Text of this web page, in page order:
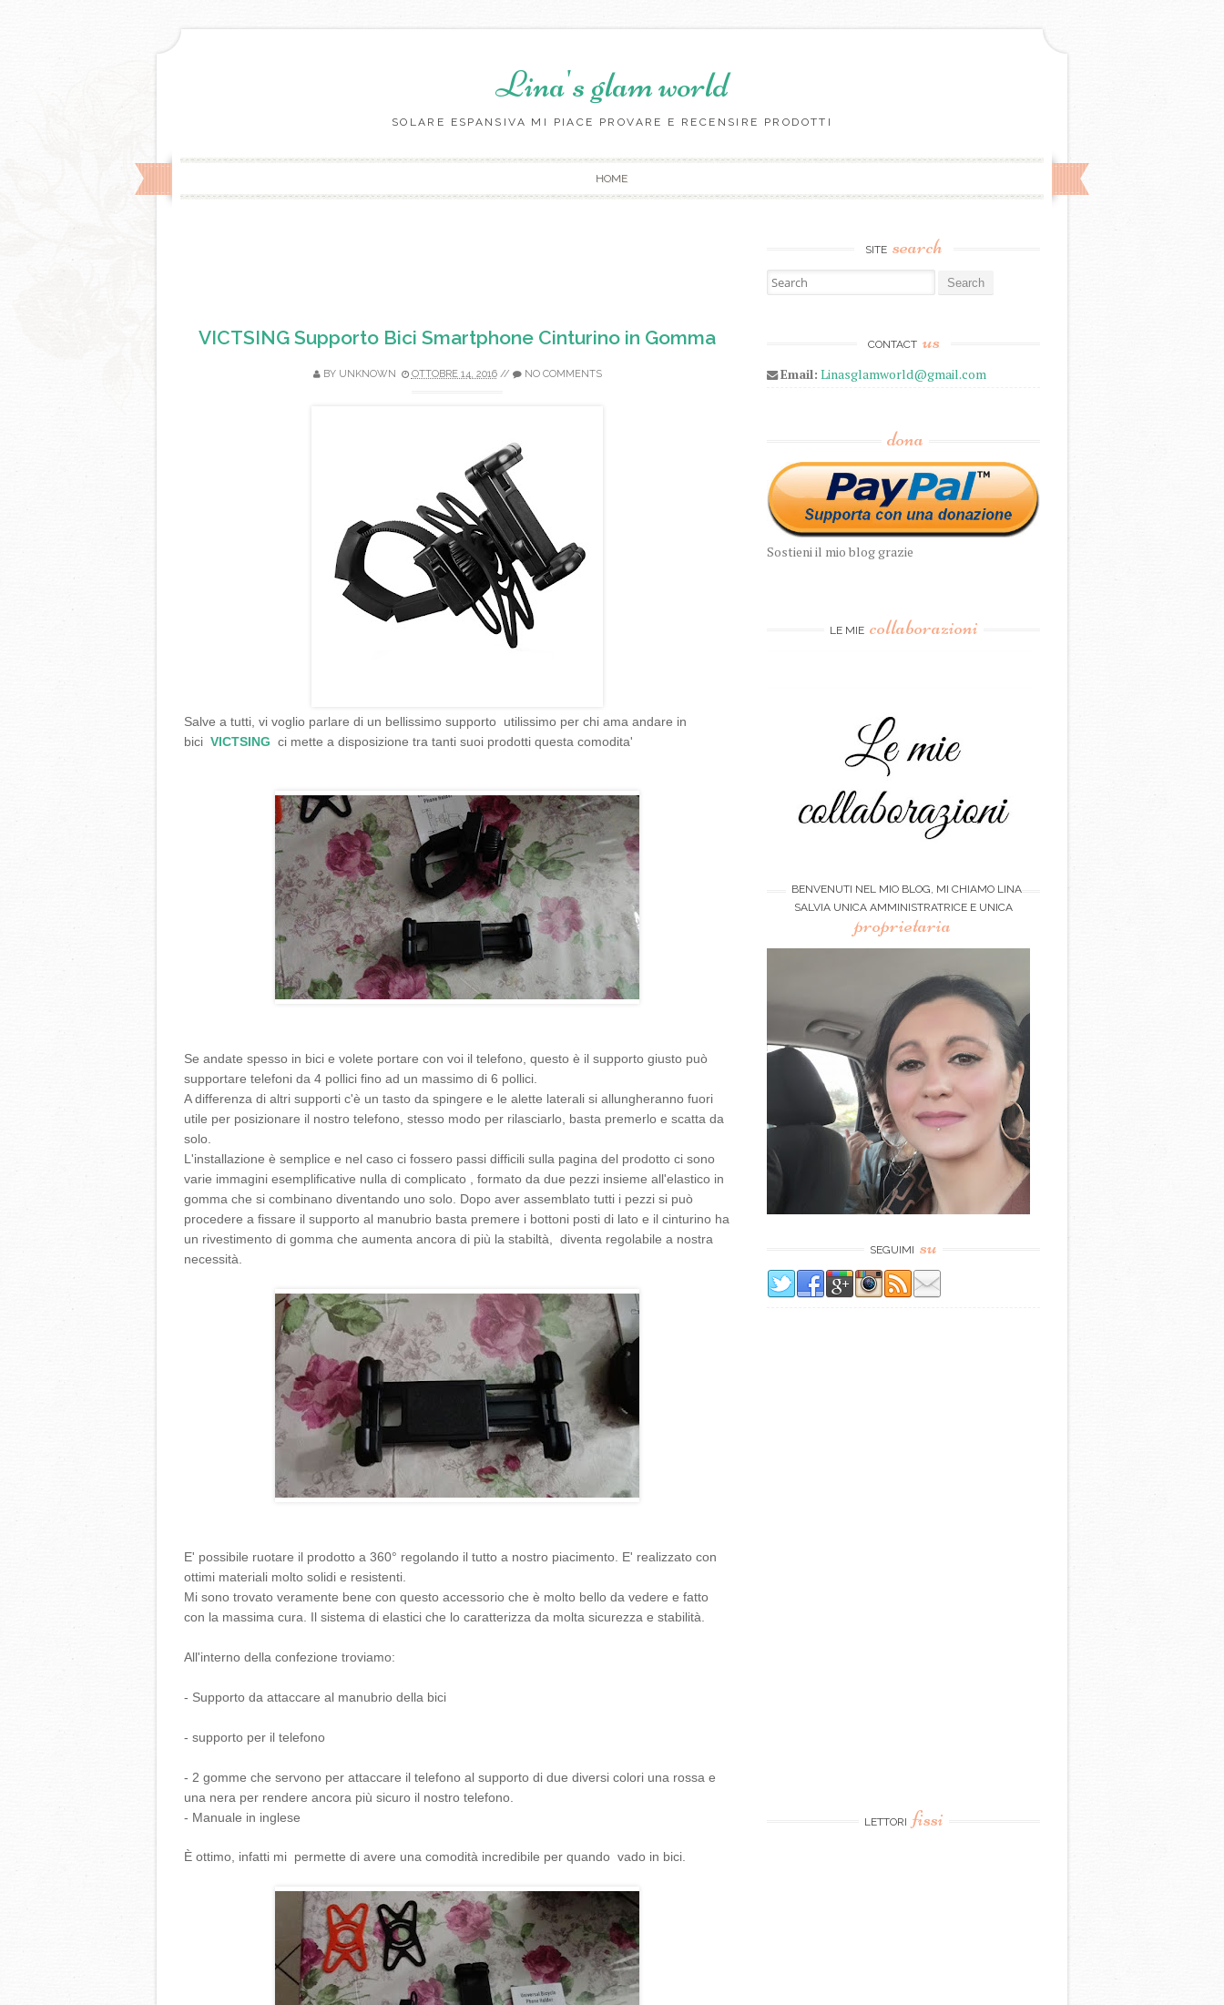
Lina's glam world
SOLARE ESPANSIVA MI PIACE PROVARE E RECENSIRE PRODOTTI
HOME
VICTSING Supporto Bici Smartphone Cinturino in Gomma
BY UNKNOWN OTTOBRE 14, 2016// NO COMMENTS
Salve a tutti, vi voglio parlare di un bellissimo supporto utilissimo per chi ama andare in
bici VICTSING ci mette a disposizione tra tanti suoi prodotti questa comodita'
Se andate spesso in bici e volete portare con voi il telefono, questo è il supporto giusto può
supportare telefoni da 4 pollici fino ad un massimo di 6 pollici.
A differenza di altri supporti c'è un tasto da spingere e le alette laterali si allungheranno fuori
utile per posizionare il nostro telefono, stesso modo per rilasciarlo, basta premerlo e scatta da
solo.
L'installazione è semplice e nel caso ci fossero passi difficili sulla pagina del prodotto ci sono
varie immagini esemplificative nulla di complicato , formato da due pezzi insieme all'elastico in
gomma che si combinano diventando uno solo. Dopo aver assemblato tutti i pezzi si può
procedere a fissare il supporto al manubrio basta premere i bottoni posti di lato e il cinturino ha
un rivestimento di gomma che aumenta ancora di più la stabiltà, diventa regolabile a nostra
necessità.
E' possibile ruotare il prodotto a 360° regolando il tutto a nostro piacimento. E' realizzato con
ottimi materiali molto solidi e resistenti.
Mi sono trovato veramente bene con questo accessorio che è molto bello da vedere e fatto
con la massima cura. Il sistema di elastici che lo caratterizza da molta sicurezza e stabilità.
All'interno della confezione troviamo:
- Supporto da attaccare al manubrio della bici
- supporto per il telefono
- 2 gomme che servono per attaccare il telefono al supporto di due diversi colori una rossa e
una nera per rendere ancora più sicuro il nostro telefono.
- Manuale in inglese
È ottimo, infatti mi permette di avere una comodità incredibile per quando vado in bici.
SITE search
Search for:
CONTACT us
Email: Linasglamworld@gmail.com
dona
Sostieni il mio blog grazie
LE MIE collaborazioni
BENVENUTI NEL MIO BLOG, MI CHIAMO LINA
SALVIA UNICA AMMINISTRATRICE E UNICA
proprietaria
SEGUIMI su
LETTORI fissi